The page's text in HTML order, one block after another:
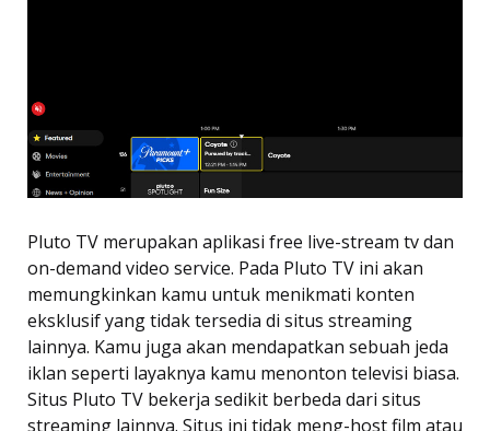
Pluto TV merupakan aplikasi free live-stream tv dan
on-demand video service. Pada Pluto TV ini akan
memungkinkan kamu untuk menikmati konten
eksklusif yang tidak tersedia di situs streaming
lainnya. Kamu juga akan mendapatkan sebuah jeda
iklan seperti layaknya kamu menonton televisi biasa.
Situs Pluto TV bekerja sedikit berbeda dari situs
streaming lainnya. Situs ini tidak meng-host film atau